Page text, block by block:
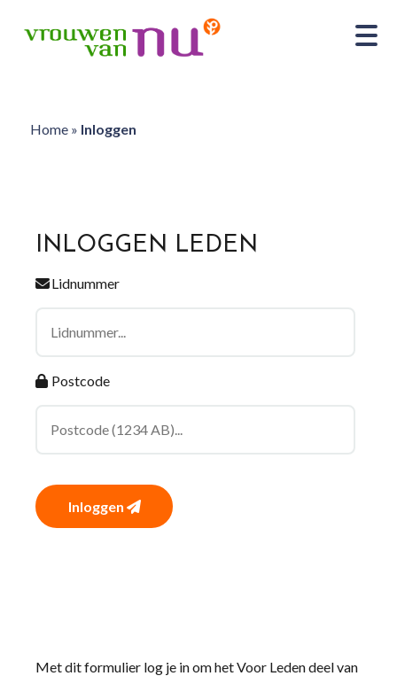
Home» Inloggen
INLOGGEN LEDEN
Lidnummer
Postcode
Inloggen
Met dit formulier log je in om het Voor Leden deel van